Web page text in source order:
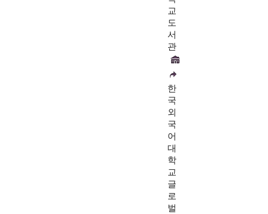
교
도
서
관
한
국
외
국
어
대
학
교
글
로
벌